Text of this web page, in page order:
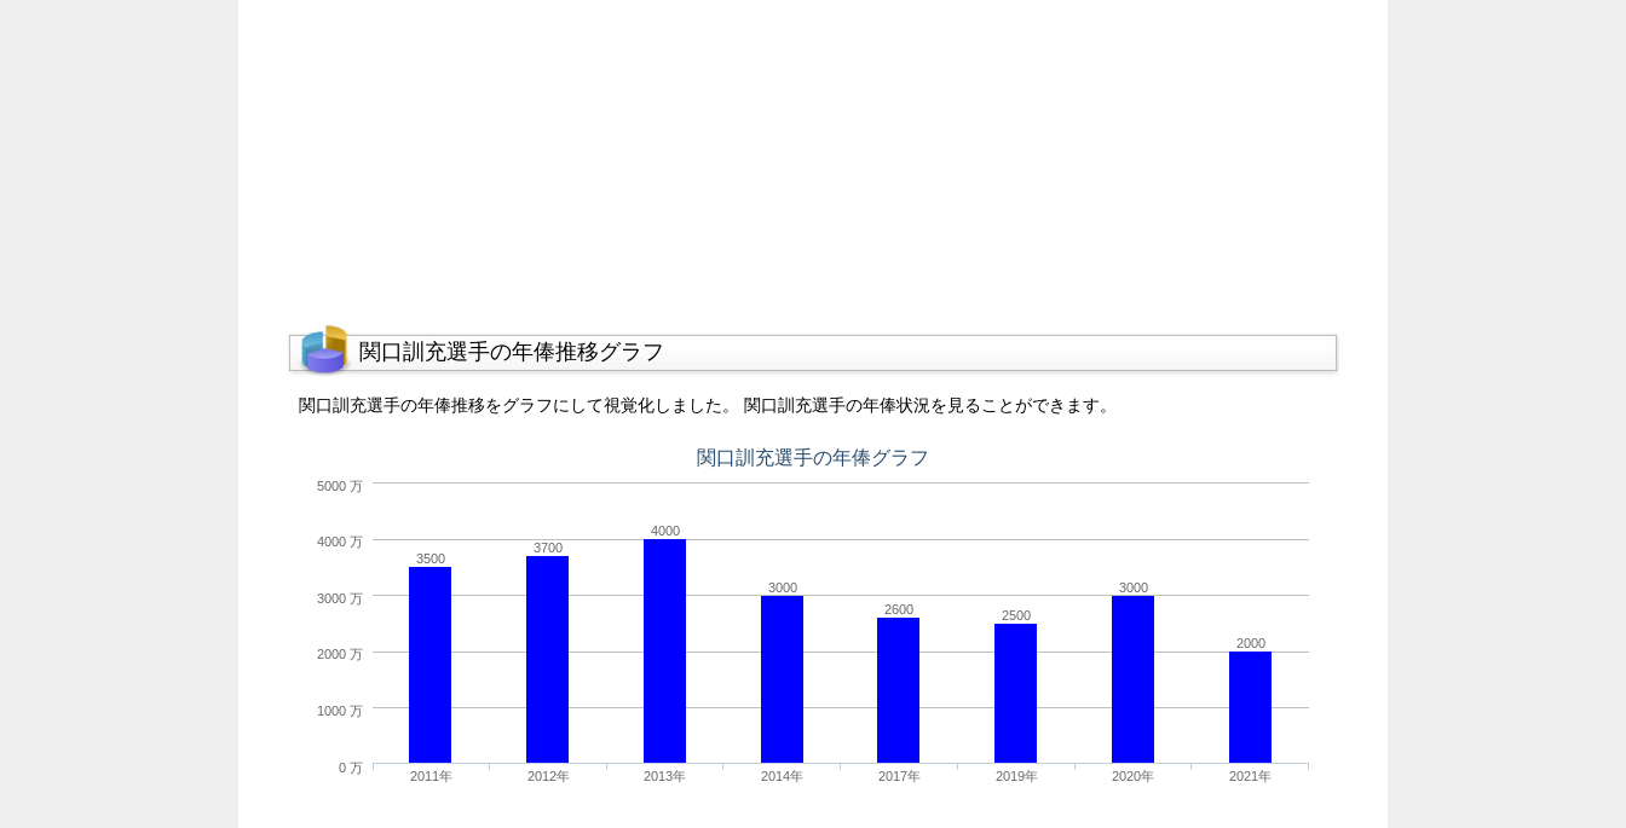
関口訓充選手の年俸推移グラフ
関口訓充選手の年俸推移をグラフにして視覚化しました。 関口訓充選手の年俸状況を見ることができます。
関口訓充選手の年俸グラフ
3500
3700
4000
3000
2600
2500
3000
2000
2011年 2012年 2013年 2014年 2017年 2019年 2020年 2021年
0 万
1000 万
2000 万
3000 万
4000 万
5000 万